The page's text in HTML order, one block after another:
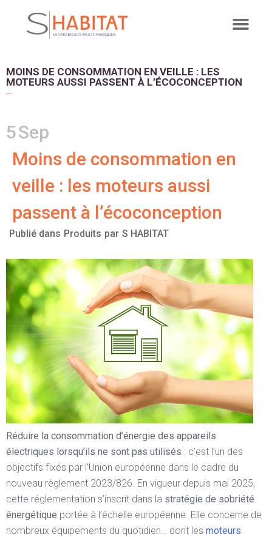
MOINS DE CONSOMMATION EN VEILLE : LES
MOTEURS AUSSI PASSENT À L’ÉCOCONCEPTION
5Sep
Moins de consommation en
veille : les moteurs aussi
passent à l’écoconception
Publié dans Produits par S HABITAT
Réduire la consommation d’énergie des appareils
électriques lorsqu’ils ne sont pas utilisés : c’est l’un des
objectifs fixés par l’Union européenne dans le cadre du
nouveau règlement 2023/826. En vigueur depuis mai 2025,
cette réglementation s’inscrit dans la stratégie de sobriété
énergétique portée à l’échelle européenne. Elle concerne de
nombreux équipements du quotidien… dont les moteurs